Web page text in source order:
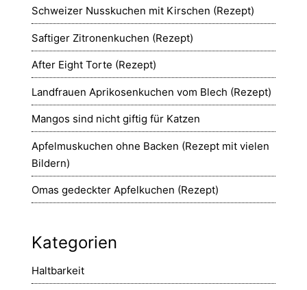
Schweizer Nusskuchen mit Kirschen (Rezept)
Saftiger Zitronenkuchen (Rezept)
After Eight Torte (Rezept)
Landfrauen Aprikosenkuchen vom Blech (Rezept)
Mangos sind nicht giftig für Katzen
Apfelmuskuchen ohne Backen (Rezept mit vielen
Bildern)
Omas gedeckter Apfelkuchen (Rezept)
Kategorien
Haltbarkeit